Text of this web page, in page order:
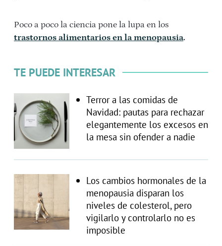
Poco a poco la ciencia pone la lupa en los
trastornos alimentarios en la menopausia.
TE PUEDE INTERESAR
Terror a las comidas de
Navidad: pautas para rechazar
elegantemente los excesos en
la mesa sin ofender a nadie
Los cambios hormonales de la
menopausia disparan los
niveles de colesterol, pero
vigilarlo y controlarlo no es
imposible